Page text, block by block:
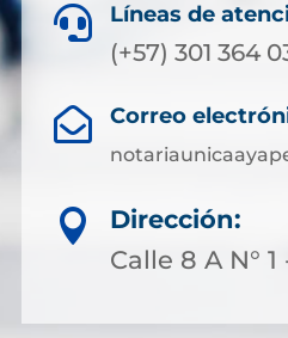
 Líneas de
(+57) 301 364
 Correo

Dirección:
Calle 8 A N°